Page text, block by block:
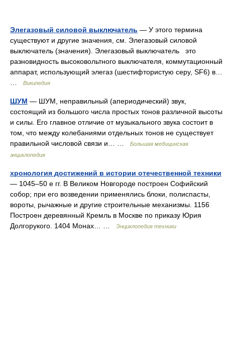
Элегазовый силовой выключатель — У этого термина
существуют и другие значения, см. Элегазовый силовой
выключатель (значения). Элегазовый выключатель это
разновидность высоковольтного выключателя, коммутационный
аппарат, использующий элегаз (шестифтористую серу, SF6) в…
Википедия
ШУМ — ШУМ, неправильный (апериодический) звук,
состоящий из большого числа простых тонов различной высоты
и силы. Его главное отличие от музыкального звука состоит в
том, что между колебаниями отдельных тонов не существует
правильной числовой связи и… …
Большая медицинская
энциклопедия
хронология достижений в истории отечественной техники
— 1045–50 е гг. В Великом Новгороде построен Софийский
собор; при его возведении применялись блоки, полиспасты,
вороты, рычажные и другие строительные механизмы. 1156
Построен деревянный Кремль в Москве по приказу Юрия
Долгорукого. 1404 Монах… …
Энциклопедия техники